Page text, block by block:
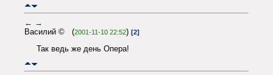
← →
Василий © (2001-11-10 22:52) [2]
Так ведь же день Опера!